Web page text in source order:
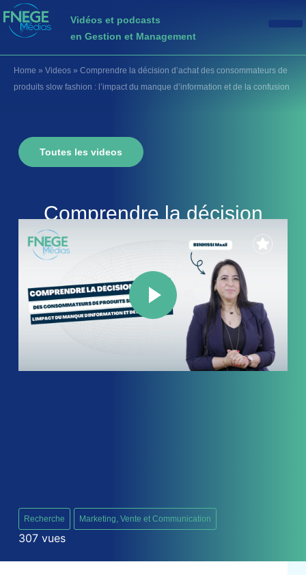
Vidéos et podcasts
en Gestion et Management
Home » Videos » Comprendre la décision d’achat des consommateurs de
produits slow fashion : l’impact du manque d’information et de la confusion
Toutes les videos
Comprendre la décision
d’achat des consommateurs
de produits slow fashion :
l’impact du manque
d’information et de la
confusion
Recherche Marketing, Vente et Communication
307 vues